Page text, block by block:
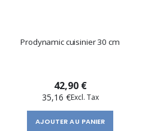
Prodynamic cuisinier 30 cm
42,90 €
35,16 €
AJOUTER AU PANIER